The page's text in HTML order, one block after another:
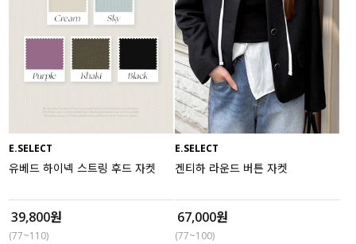
E.SELECT
유베드 하이넥 스트링 후드 자켓
39,800원
(77~110)
E.SELECT
겐티하 라운드 버튼 자켓
67,000원
(77~100)